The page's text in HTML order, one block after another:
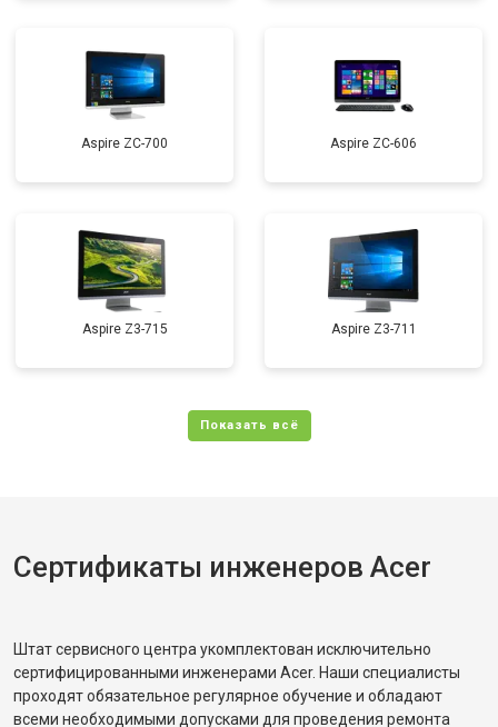
Aspire ZC-700 Aspire ZC-606
Aspire Z3-715 Aspire Z3-711
Сертификаты инженеров Acer
Штат сервисного центра укомплектован исключительно
сертифицированными инженерами Acer. Наши специалисты
проходят обязательное регулярное обучение и обладают
всеми необходимыми допусками для проведения ремонта